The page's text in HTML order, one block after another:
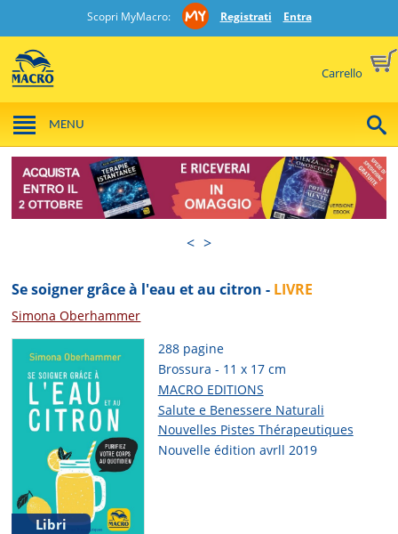
Scopri MyMacro: Registrati Entra
Carrello
MENU
< >
Se soigner grâce à l'eau et au citron - LIVRE
Simona Oberhammer
Libri
288 pagine
Brossura - 11 x 17 cm
MACRO EDITIONS
Salute e Benessere Naturali
Nouvelles Pistes Thérapeutiques
Nouvelle édition avrll 2019